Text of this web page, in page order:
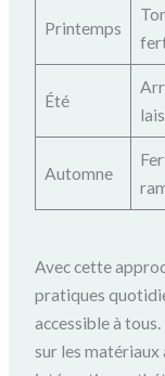
Printemps
Été
Automne
Avec cette
pratiques
accessible à
sur les matériaux